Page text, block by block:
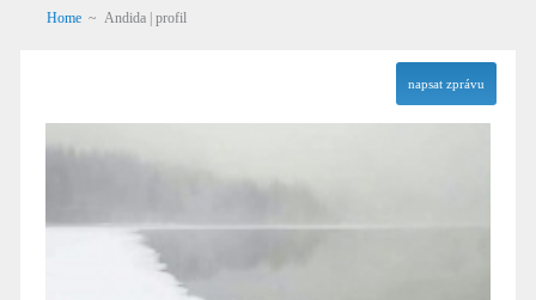
Home ~ Andida | profil
napsat zprávu